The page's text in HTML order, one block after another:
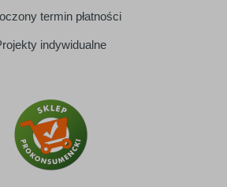
termin płatności
indywidualne